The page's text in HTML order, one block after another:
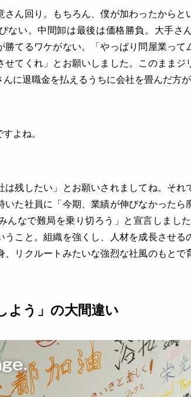
さん回り。もちろん、僕が加わったからと
ない。中間卸は最後は価格勝負。大手さ
勝てるワケがない。「やっぱり問屋業って
せてくれ」とお願いしました。このままジ
に退職金を払えるうちに会社を畳んだ方
よね。
は残したい」とお願いされましてね。それ
た社員に「今期、業績が伸びなかったら
んなで難局を乗り切ろう」と宣言しまし
うこと。組織を強くし、人材を成長させる
リクルートみたいな強烈な社風のもとで
よう」の大間違い